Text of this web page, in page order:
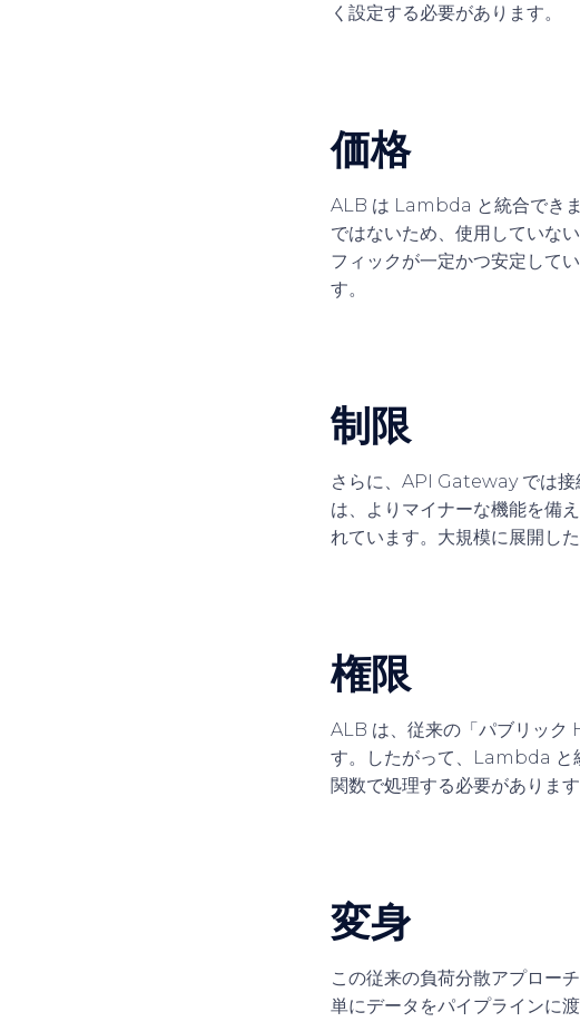
く設定する必要があります。
価格
ALB は Lambda と統合でき
ではないため、使用していな
フィックが一定かつ安定して
す。
制限
さらに、API Gateway では接
は、よりマイナーな機能を備
れています。大規模に展開し
権限
ALB は、従来の「パブリック
す。したがって、Lambda と
関数で処理する必要があります
変身
この従来の負荷分散アプロー
単にデータをパイプラインに